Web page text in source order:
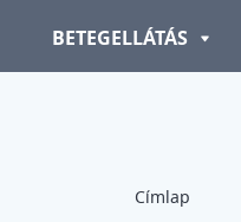
BETEGELLÁTÁS
Címlap